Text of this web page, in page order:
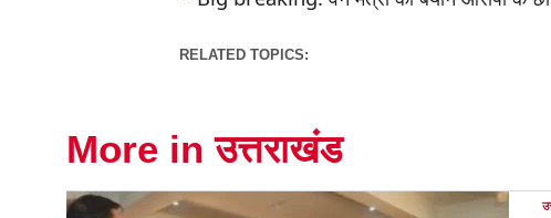
RELATED TOPICS:
More in उत्तराखंड